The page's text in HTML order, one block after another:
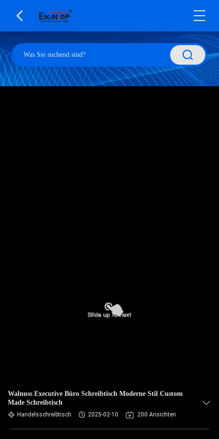
Walnuss Executive Büro Schreibtisch Moderne Stil Custom
Made Schreibtisch
Handelsschreibtisch 2025-02-10 200 Ansichten